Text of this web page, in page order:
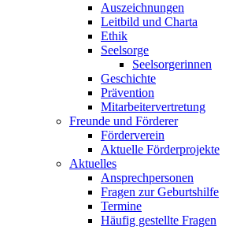
Auszeichnungen
Leitbild und Charta
Ethik
Seelsorge
Seelsorgerinnen
Geschichte
Prävention
Mitarbeitervertretung
Freunde und Förderer
Förderverein
Aktuelle Förderprojekte
Aktuelles
Ansprechpersonen
Fragen zur Geburtshilfe
Termine
Häufig gestellte Fragen